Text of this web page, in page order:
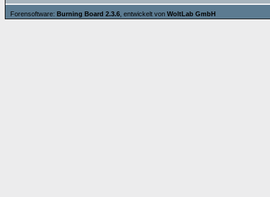
Forensoftware: Burning Board 2.3.6 , entwickelt von WoltLab GmbH